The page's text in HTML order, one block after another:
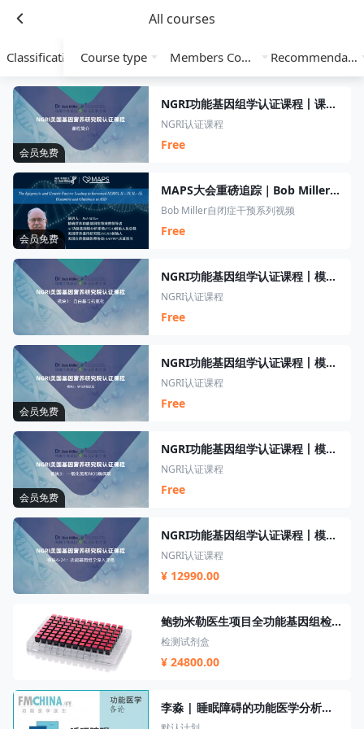
All courses
Classification Course type Members Course Recommendation
会员免费
NGRI功能基因组学认证课程丨课程简介
NGRI认证课程
Free
会员免费
MAPS大会重磅追踪｜Bob Miller自闭症干预系列视频
Bob Miller自闭症干预系列视频
Free
NGRI功能基因组学认证课程丨模块1丨自由基与氧化
NGRI认证课程
Free
会员免费
NGRI功能基因组学认证课程丨模块2丨铁与芬顿反应
NGRI认证课程
Free
会员免费
NGRI功能基因组学认证课程丨模块3丨一氧化氮和NOS解偶联
NGRI认证课程
Free
NGRI功能基因组学认证课程丨模块4-24
NGRI认证课程
¥ 12990.00
鲍勃米勒医生项目全功能基因组检测套餐
检测试剂盒
¥ 24800.00
李淼 | 睡眠障碍的功能医学分析及辅助干预